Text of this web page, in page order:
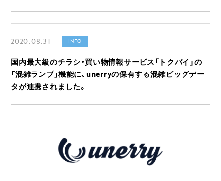
2020.08.31 INFO
国内最大級のチラシ・買い物情報サービス「トクバイ」の
「混雑ランプ」機能に、unerryの保有する混雑ビッグデー
タが連携されました。